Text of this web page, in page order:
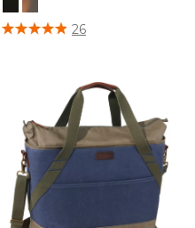
5 sur 5 Évaluation des clients
26